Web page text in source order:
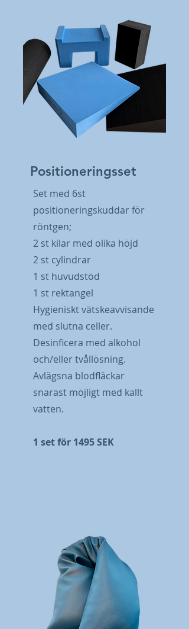
Positioneringsset
Set med 6st
positioneringskuddar för
röntgen;
2 st kilar med olika höjd
2 st cylindrar
1 st huvudstöd
1 st rektangel
Hygieniskt vätskeavvisande
med slutna celler.
Desinficera med alkohol
och/eller tvållösning.
Avlägsna blodfläckar
snarast möjligt med kallt
vatten.
1 set för 1495 SEK